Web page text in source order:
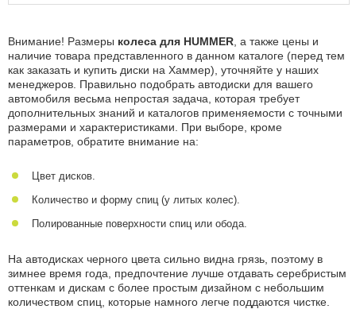
Внимание! Размеры колеса для HUMMER , а также цены и
наличие товара представленного в данном каталоге (перед тем
как заказать и купить диски на Хаммер), уточняйте у наших
менеджеров. Правильно подобрать автодиски для вашего
автомобиля весьма непростая задача, которая требует
дополнительных знаний и каталогов применяемости с точными
размерами и характеристиками. При выборе, кроме
параметров, обратите внимание на:
Цвет дисков.
Количество и форму спиц (у литых колес).
Полированные поверхности спиц или обода.
На автодисках черного цвета сильно видна грязь, поэтому в
зимнее время года, предпочтение лучше отдавать серебристым
оттенкам и дискам с более простым дизайном с небольшим
количеством спиц, которые намного легче поддаются чистке.